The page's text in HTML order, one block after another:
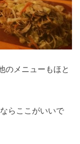
のメニューもほと
らここがいいで